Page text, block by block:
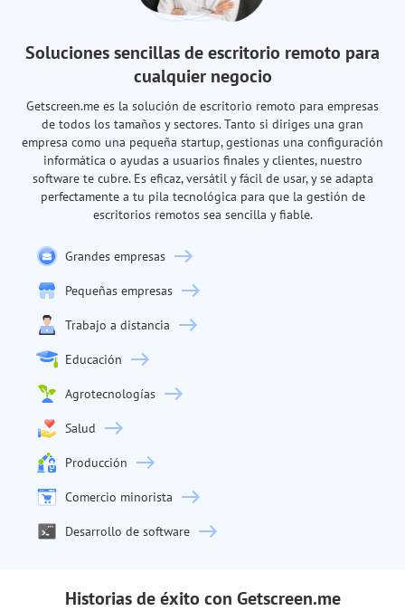
Soluciones sencillas de escritorio remoto para
cualquier negocio
Getscreen.me es la solución de escritorio remoto para empresas
de todos los tamaños y sectores. Tanto si diriges una gran
empresa como una pequeña startup, gestionas una configuración
informática o ayudas a usuarios finales y clientes, nuestro
software te cubre. Es eficaz, versátil y fácil de usar, y se adapta
perfectamente a tu pila tecnológica para que la gestión de
escritorios remotos sea sencilla y fiable.
Grandes empresas
Pequeñas empresas
Trabajo a distancia
Educación
Agrotecnologías
Salud
Producción
Comercio minorista
Desarrollo de software
Historias de éxito con Getscreen.me